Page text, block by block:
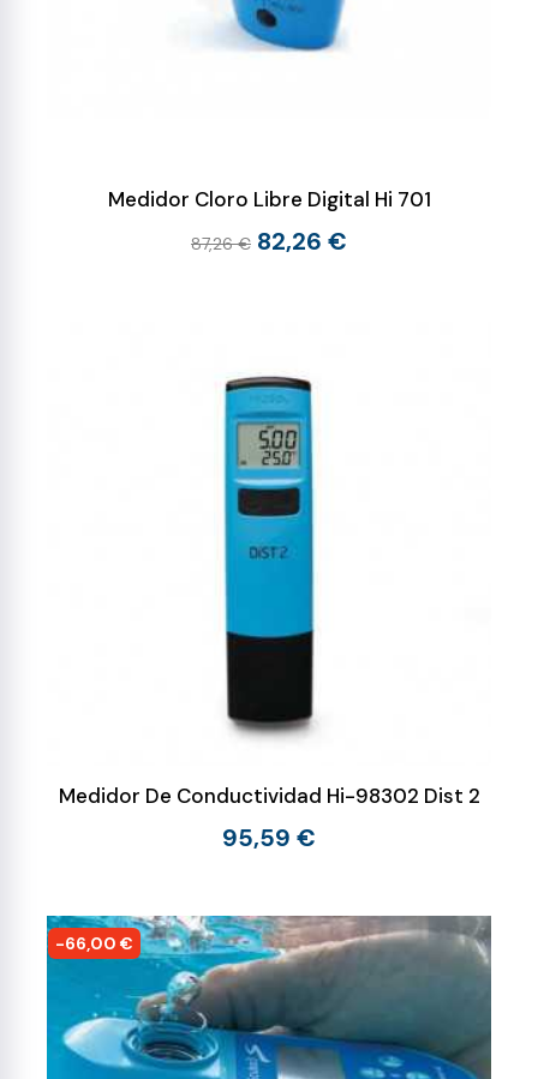
Medidor Cloro Libre Digital Hi 701
87,26 € 82,26 €
Medidor De Conductividad Hi-98302 Dist 2
95,59 €
-66,00 €